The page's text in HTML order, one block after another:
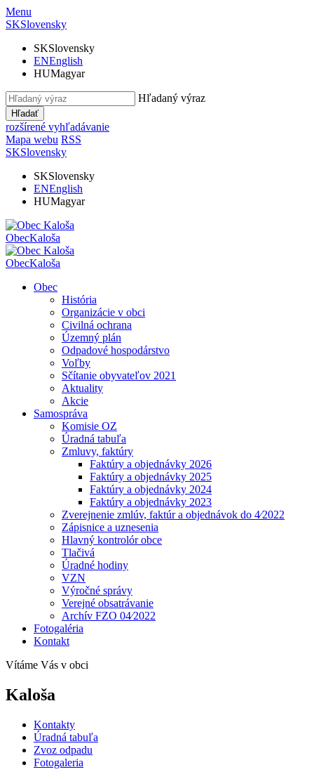
Menu
SKSlovensky
SKSlovensky
ENEnglish
HUMagyar
Hľadaný výraz
Hľadať
rozšírené vyhľadávanie
Mapa webu RSS
SKSlovensky
SKSlovensky
ENEnglish
HUMagyar
ObecKaloša
ObecKaloša
Obec
História
Organizácie v obci
Civilná ochrana
Územný plán
Odpadové hospodárstvo
Voľby
Sčítanie obyvateľov 2021
Aktuality
Akcie
Samospráva
Komisie OZ
Úradná tabuľa
Zmluvy, faktúry
Faktúry a objednávky 2026
Faktúry a objednávky 2025
Faktúry a objednávky 2024
Faktúry a objednávky 2023
Zverejnenie zmlúv, faktúr a objednávok do 4⁄2022
Zápisnice a uznesenia
Hlavný kontrolór obce
Tlačivá
Úradné hodiny
VZN
Výročné správy
Verejné obsatrávanie
Archív FZO 04⁄2022
Fotogaléria
Kontakt
Vítáme Vás v obci
Kaloša
Kontakty
Úradná tabuľa
Zvoz odpadu
Fotogaleria